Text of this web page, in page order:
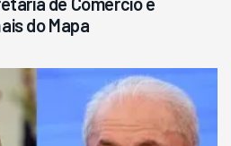
do Mapa